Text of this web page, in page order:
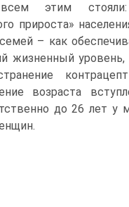
этим стояли:
прироста»
– как
жизненный уровень,
возраста
до 26 лет у